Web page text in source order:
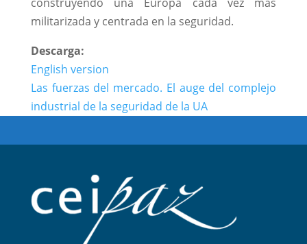
militarizada y centrada en la seguridad.
Descarga:
English version
Las fuerzas del mercado. El auge del complejo
industrial de la seguridad de la UA